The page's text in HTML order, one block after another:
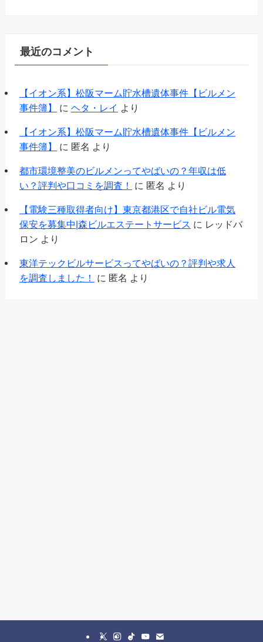
最近のコメント
【イオン系】松阪マーム貯水槽遺体事件【ビルメン
事件簿】
に ヘタ・レイ より
【イオン系】松阪マーム貯水槽遺体事件【ビルメン
事件簿】
に 匿名 より
都市環境整美のビルメンってやばいの？年収は低
い？評判や口コミを調査！
に 匿名 より
【電験三種取得者向け】東京都港区で自社ビル電気
保安を募集中|森ビルエステートサービス に レッドバ
ロン より
東洋テックビルサービスってやばいの？評判や求人
を調査しました！
に 匿名 より